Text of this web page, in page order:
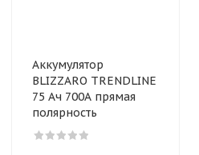
Аккумулятор
BLIZZARO TRENDLINE
75 Ач 700А прямая
полярность